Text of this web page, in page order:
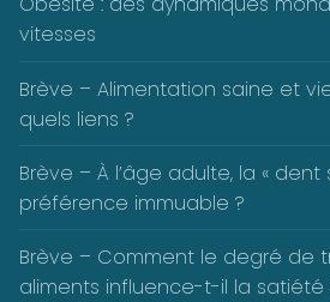
vitesses
Brève – Alimentation saine et
quels liens ?
Brève – À l’âge adulte, la « dent
préférence immuable ?
Brève – Comment le degré de
aliments influence-t-il la satiété